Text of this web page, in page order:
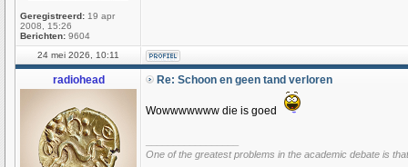
Geregistreerd: 19 apr
2008, 15:26
Berichten: 9604
24 mei 2026, 10:11
radiohead Re: Schoon en geen tand verloren
Wowwwwwww die is goed
One of the greatest problems in the academic debate is